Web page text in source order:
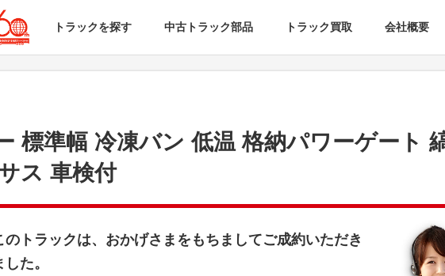
トラックを探す 中古トラック部品 トラック買取 会社概要
標準幅 冷凍バン 低温 格納パワーゲート
ス 車検付
のトラックは、おかげさまをもちましてご成約いただき
した。